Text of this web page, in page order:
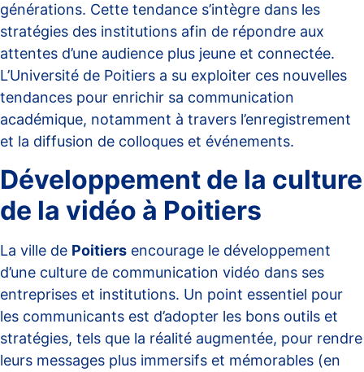
générations. Cette tendance s’intègre dans les
stratégies des institutions afin de répondre aux
attentes d’une audience plus jeune et connectée.
L’Université de Poitiers a su exploiter ces nouvelles
tendances pour enrichir sa communication
académique, notamment à travers l’enregistrement
et la diffusion de colloques et événements.
Développement de la culture
de la vidéo à Poitiers
La ville de Poitiers encourage le développement
d’une culture de communication vidéo dans ses
entreprises et institutions. Un point essentiel pour
les communicants est d’adopter les bons outils et
stratégies, tels que la réalité augmentée, pour rendre
leurs messages plus immersifs et mémorables (en